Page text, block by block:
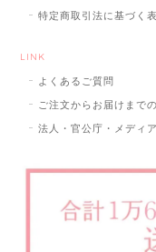
特定商取引法に基づく
LINK
よくあるご質問
ご注文からお届けまで
法人・官公庁・メディ